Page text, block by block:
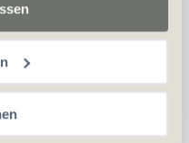
Schwarz